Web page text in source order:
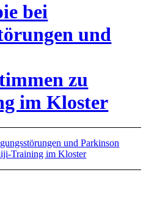
bei
und
zu
im Kloster